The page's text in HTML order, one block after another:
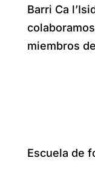
Barri Ca
miembros
Escuela de